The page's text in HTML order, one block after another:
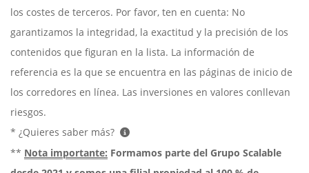
los costes de terceros. Por favor, ten en cuenta: No
garantizamos la integridad, la exactitud y la precisión de los
contenidos que figuran en la lista. La información de
referencia es la que se encuentra en las páginas de inicio de
los corredores en línea. Las inversiones en valores conllevan
riesgos.
* ¿Quieres saber más?
** Nota importante: Formamos parte del Grupo Scalable